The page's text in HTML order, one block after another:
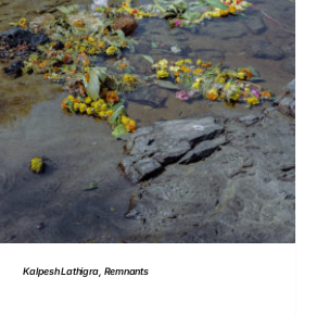
DETTAGLI
Kalpesh Lathigra, Remnants